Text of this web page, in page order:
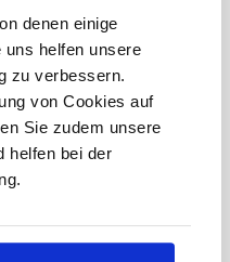
denen einige
helfen unsere
zu verbessern.
von Cookies auf
Sie zudem unsere
helfen bei der